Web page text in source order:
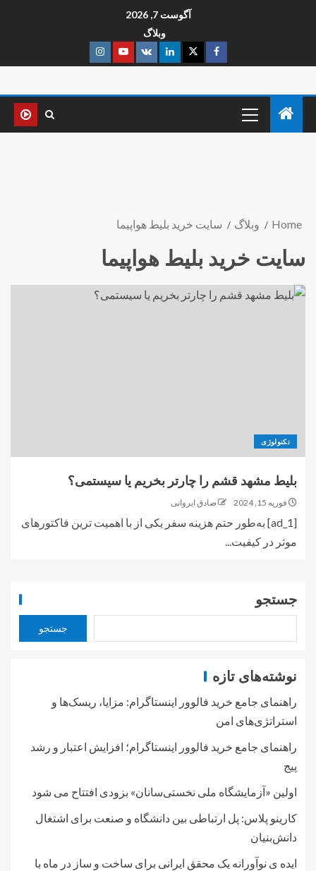
آگوست 7, 2026
وبلاگ
Home وبلاگ سایت خرید بلیط هواپیما
سایت خرید بلیط هواپیما
تکنولوژی
بلیط مشهد قشم را چارتر بخریم یا سیستمی؟
فوریه 15, 2024 صادق ایروانی
[ad_1] به‌طور حتم هزینه سفر یکی از با اهمیت ترین فاکتورهای
موثر در کیفیت...
جستجو
جستجو
نوشته‌های تازه
راهنمای جامع خرید فالوور اینستاگرام: مزایا، ریسک‌ها و
استراتژی‌های امن
راهنمای جامع خرید فالوور اینستاگرام؛ افزایش اعتبار و رشد
پیج
اولین «آزمایشگاه ملی نخستی‌سانان» بزودی افتتاح می شود
کارینو پلاس: پل ارتباطی بین دانشگاه و صنعت برای اشتغال
دانش‌بنیان
ایده ی نوآورانه یک محقق ایرانی برای ساخت و ساز در ماه با